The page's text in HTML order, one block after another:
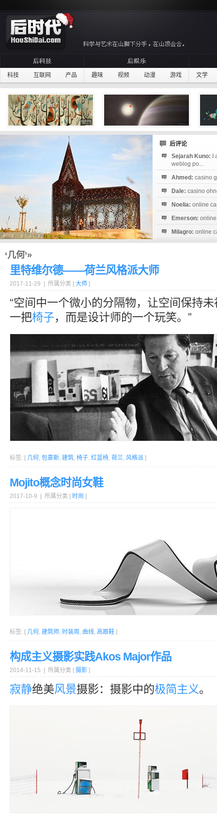
科技 互联网 产品 趣味 视频 动漫 游戏 文学
后评论
Sejarah Kuno:
weblog po...
Ahmed: casino
Dale: casino
Noelia: online
Emerson:
Milagro: online
‘几何’»
里特维尔德——荷兰风格派大师
2017-11-29 | 所属分类 [ 大师 ]
“空间中一个微小的分隔物，让空间保持
一把椅子，而是设计师的一个玩笑。”
标签: [ 几何 , 包豪斯, 建筑, 椅子, 红蓝椅, 荷兰, 风格派 ]
Mojito概念时尚女鞋
2017-10-9 | 所属分类 [ 时尚 ]
标签: [ 几何 , 建筑师, 时装周 , 曲线, 高跟鞋 ]
构成主义摄影实践Akos Major作品
2014-11-15 | 所属分类 [ 摄影 ]
寂静绝美风景摄影：摄影中的极简主义。